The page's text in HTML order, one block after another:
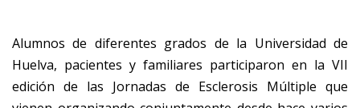
Alumnos de diferentes grados de la Universidad de
Huelva, pacientes y familiares participaron en la VII
edición de las Jornadas de Esclerosis Múltiple que